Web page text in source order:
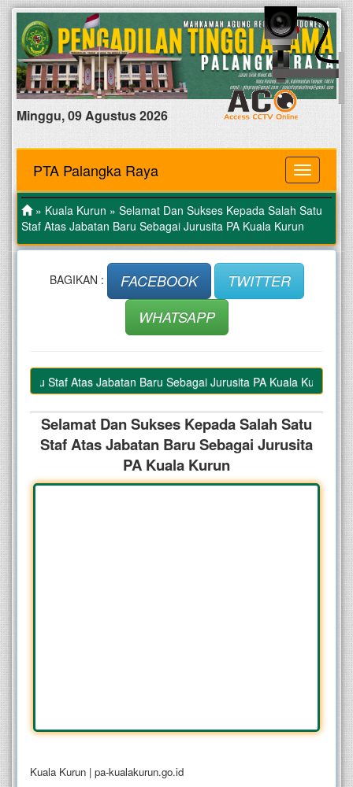
Minggu, 09 Agustus 2026
MENU
PTA Palangka Raya
» Kuala Kurun » Selamat Dan Sukses Kepada Salah Satu
Staf Atas Jabatan Baru Sebagai Jurusita PA Kuala Kurun
BAGIKAN : FACEBOOK
TWITTER
WHATSAPP
Staf Atas Jabatan Baru Sebagai Jurusita PA Kuala Kurun
Selamat Dan Sukses Kepada Salah Satu
Staf Atas Jabatan Baru Sebagai Jurusita
PA Kuala Kurun
Kuala Kurun | pa-kualakurun.go.id